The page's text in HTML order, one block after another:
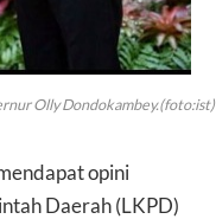
Olly Dondokambey.(foto:ist)
opini
Daerah (LKPD)